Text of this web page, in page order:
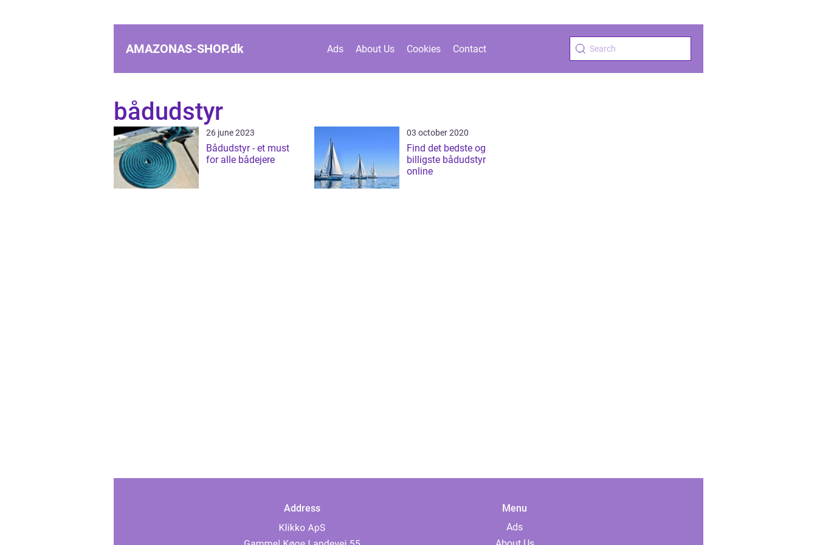
AMAZONAS-SHOP.dk Ads About Us Cookies Contact
bådudstyr
26 june 2023
Bådudstyr - et must
for alle bådejere
03 october 2020
Find det bedste og
billigste bådudstyr
online
Address
Menu
Ads